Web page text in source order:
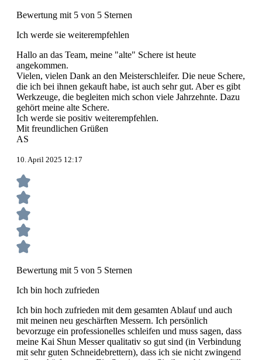
Bewertung mit 5 von 5 Sternen
Ich werde sie weiterempfehlen
Hallo an das Team, meine "alte" Schere ist heute
angekommen.
Vielen, vielen Dank an den Meisterschleifer. Die neue Schere,
die ich bei ihnen gekauft habe, ist auch sehr gut. Aber es gibt
Werkzeuge, die begleiten mich schon viele Jahrzehnte. Dazu
gehört meine alte Schere.
Ich werde sie positiv weiterempfehlen.
Mit freundlichen Grüßen
AS
10. April 2025 12:17
Bewertung mit 5 von 5 Sternen
Ich bin hoch zufrieden
Ich bin hoch zufrieden mit dem gesamten Ablauf und auch
mit meinen neu geschärften Messern. Ich persönlich
bevorzuge ein professionelles schleifen und muss sagen, dass
meine Kai Shun Messer qualitativ so gut sind (in Verbindung
mit sehr guten Schneidebrettern), dass ich sie nicht zwingend